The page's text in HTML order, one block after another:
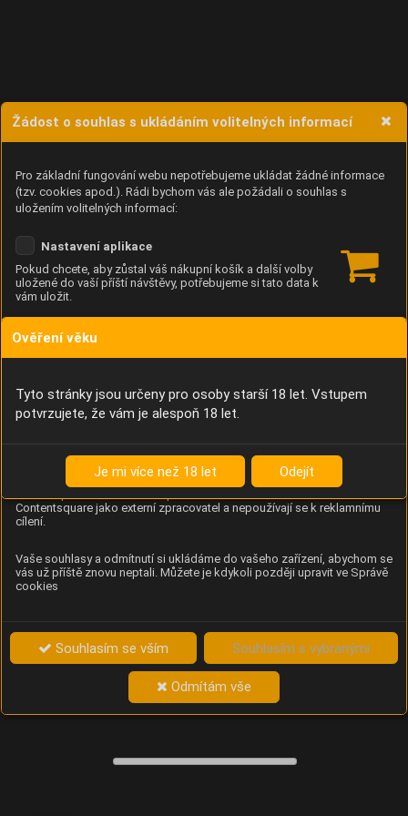
Žádost o souhlas s ukládáním volitelných informací
Pro základní fungování webu nepotřebujeme ukládat žádné informace
(tzv. cookies apod.). Rádi bychom vás ale požádali o souhlas s
uložením volitelných informací:
Nastavení aplikace
Pokud chcete, aby zůstal váš nákupní košík a další volby
uložené do vaší příští návštěvy, potřebujeme si tato data k
vám uložit.
Anonymní unikátní ID
Díky němu příště poznáme, že se jedná o stejné zařízení, a
Identifikátor je zcela anonymní.
Analýza chování návštěvníků na webu (pohyb kurzoru,
kliknutí, procházení stránek a heatmapy), která
provozovateli e-shopu Betelné škopek pomáhá zlepšovat
Contentsquare jako externí zpracovatel a nepoužívají se k reklamnímu
cílení.
Vaše souhlasy a odmítnutí si ukládáme do vašeho zařízení, abychom se
vás už příště znovu neptali. Můžete je kdykoli později upravit ve Správě
cookies
Souhlasím se vším Souhlasím s vybranými
Odmítám vše
Ověření věku
Tyto stránky jsou určeny pro osoby starší 18 let. Vstupem
potvrzujete, že vám je alespoň 18 let.
Je mi více než 18 let Odejít